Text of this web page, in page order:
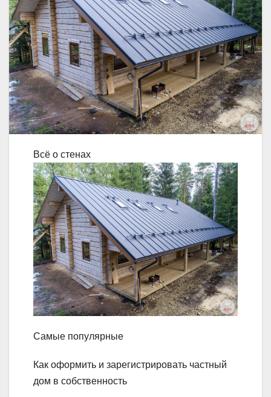
Всё о стенах
Самые популярные
Как оформить и зарегистрировать частный
дом в собственность